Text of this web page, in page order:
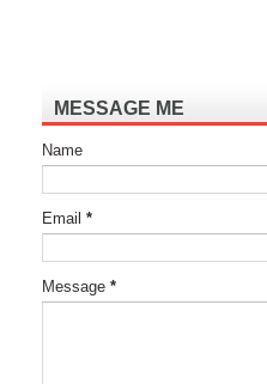
MESSAGE ME
Name
Email *
Message *